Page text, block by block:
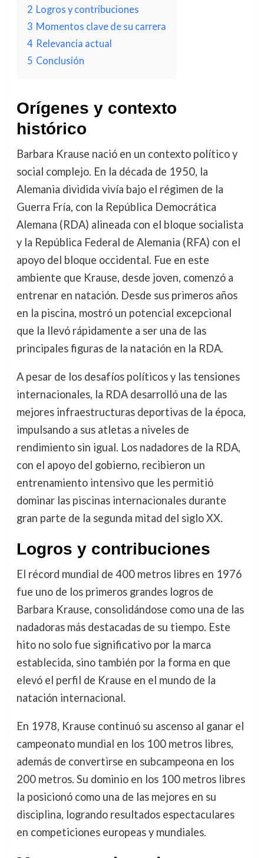
2 Logros y contribuciones
3 Momentos clave de su carrera
4 Relevancia actual
5 Conclusión
Orígenes y contexto
histórico
Barbara Krause nació en un contexto político y
social complejo. En la década de 1950, la
Alemania dividida vivía bajo el régimen de la
Guerra Fría, con la República Democrática
Alemana (RDA) alineada con el bloque socialista
y la República Federal de Alemania (RFA) con el
apoyo del bloque occidental. Fue en este
ambiente que Krause, desde joven, comenzó a
entrenar en natación. Desde sus primeros años
en la piscina, mostró un potencial excepcional
que la llevó rápidamente a ser una de las
principales figuras de la natación en la RDA.
A pesar de los desafíos políticos y las tensiones
internacionales, la RDA desarrolló una de las
mejores infraestructuras deportivas de la época,
impulsando a sus atletas a niveles de
rendimiento sin igual. Los nadadores de la RDA,
con el apoyo del gobierno, recibieron un
entrenamiento intensivo que les permitió
dominar las piscinas internacionales durante
gran parte de la segunda mitad del siglo XX.
Logros y contribuciones
El récord mundial de 400 metros libres en 1976
fue uno de los primeros grandes logros de
Barbara Krause, consolidándose como una de las
nadadoras más destacadas de su tiempo. Este
hito no solo fue significativo por la marca
establecida, sino también por la forma en que
elevó el perfil de Krause en el mundo de la
natación internacional.
En 1978, Krause continuó su ascenso al ganar el
campeonato mundial en los 100 metros libres,
además de convertirse en subcampeona en los
200 metros. Su dominio en los 100 metros libres
la posicionó como una de las mejores en su
disciplina, logrando resultados espectaculares
en competiciones europeas y mundiales.